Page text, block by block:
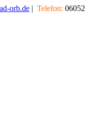
orb.de | Telefon: 06052